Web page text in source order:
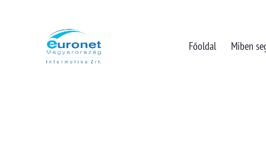
Főoldal Miben